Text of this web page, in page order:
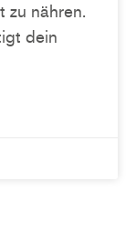
zu nähren.
dein